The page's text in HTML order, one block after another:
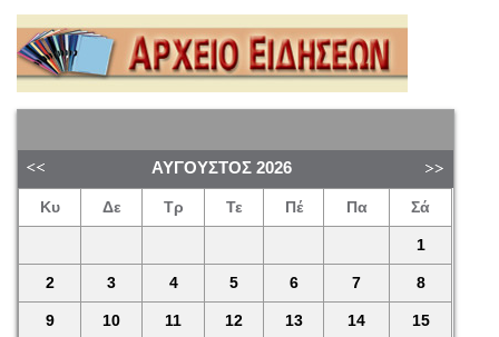
ΑΎΓΟΥΣΤΟΣ 2026
Κυ Δε Τρ Τε Πέ Πα Σά
1
2 3 4 5 6 7 8
9 10 11 12 13 14 15